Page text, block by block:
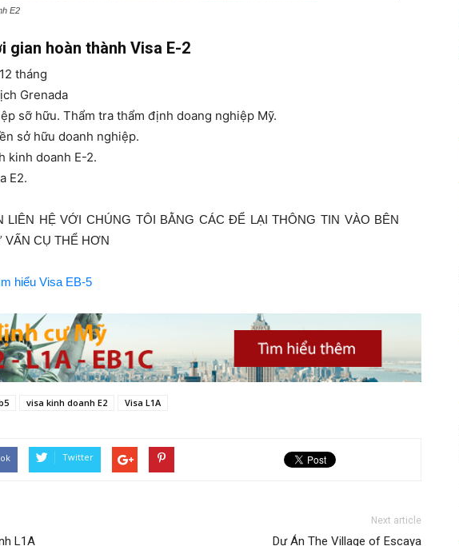
E2
gian hoàn thành Visa E-2
tháng
Grenada
sỡ hữu. Thẩm tra thẩm định doang nghiệp Mỹ.
sở hữu doanh nghiệp.
kinh doanh E-2.
E2.
LIÊN HỆ VỚI CHÚNG TÔI BẰNG CÁC ĐỂ LẠI THÔNG TIN VÀO BÊN
CỤ THỂ HƠN
hiểu Visa EB-5
visa kinh doanh E2 Visa L1A
Twitter
L1A
Next article
Dự Án The Village of Escaya